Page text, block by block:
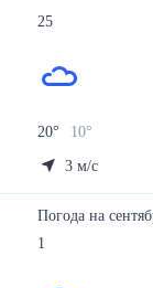
25
20° 10°
3 м/с
Погода на
1